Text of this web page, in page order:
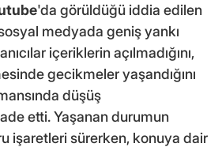
'da görüldüğü iddia edilen
medyada geniş yankı
içeriklerin açılmadığını,
gecikmeler yaşandığını
düşüş
etti. Yaşanan durumun
işaretleri sürerken, konuya dair